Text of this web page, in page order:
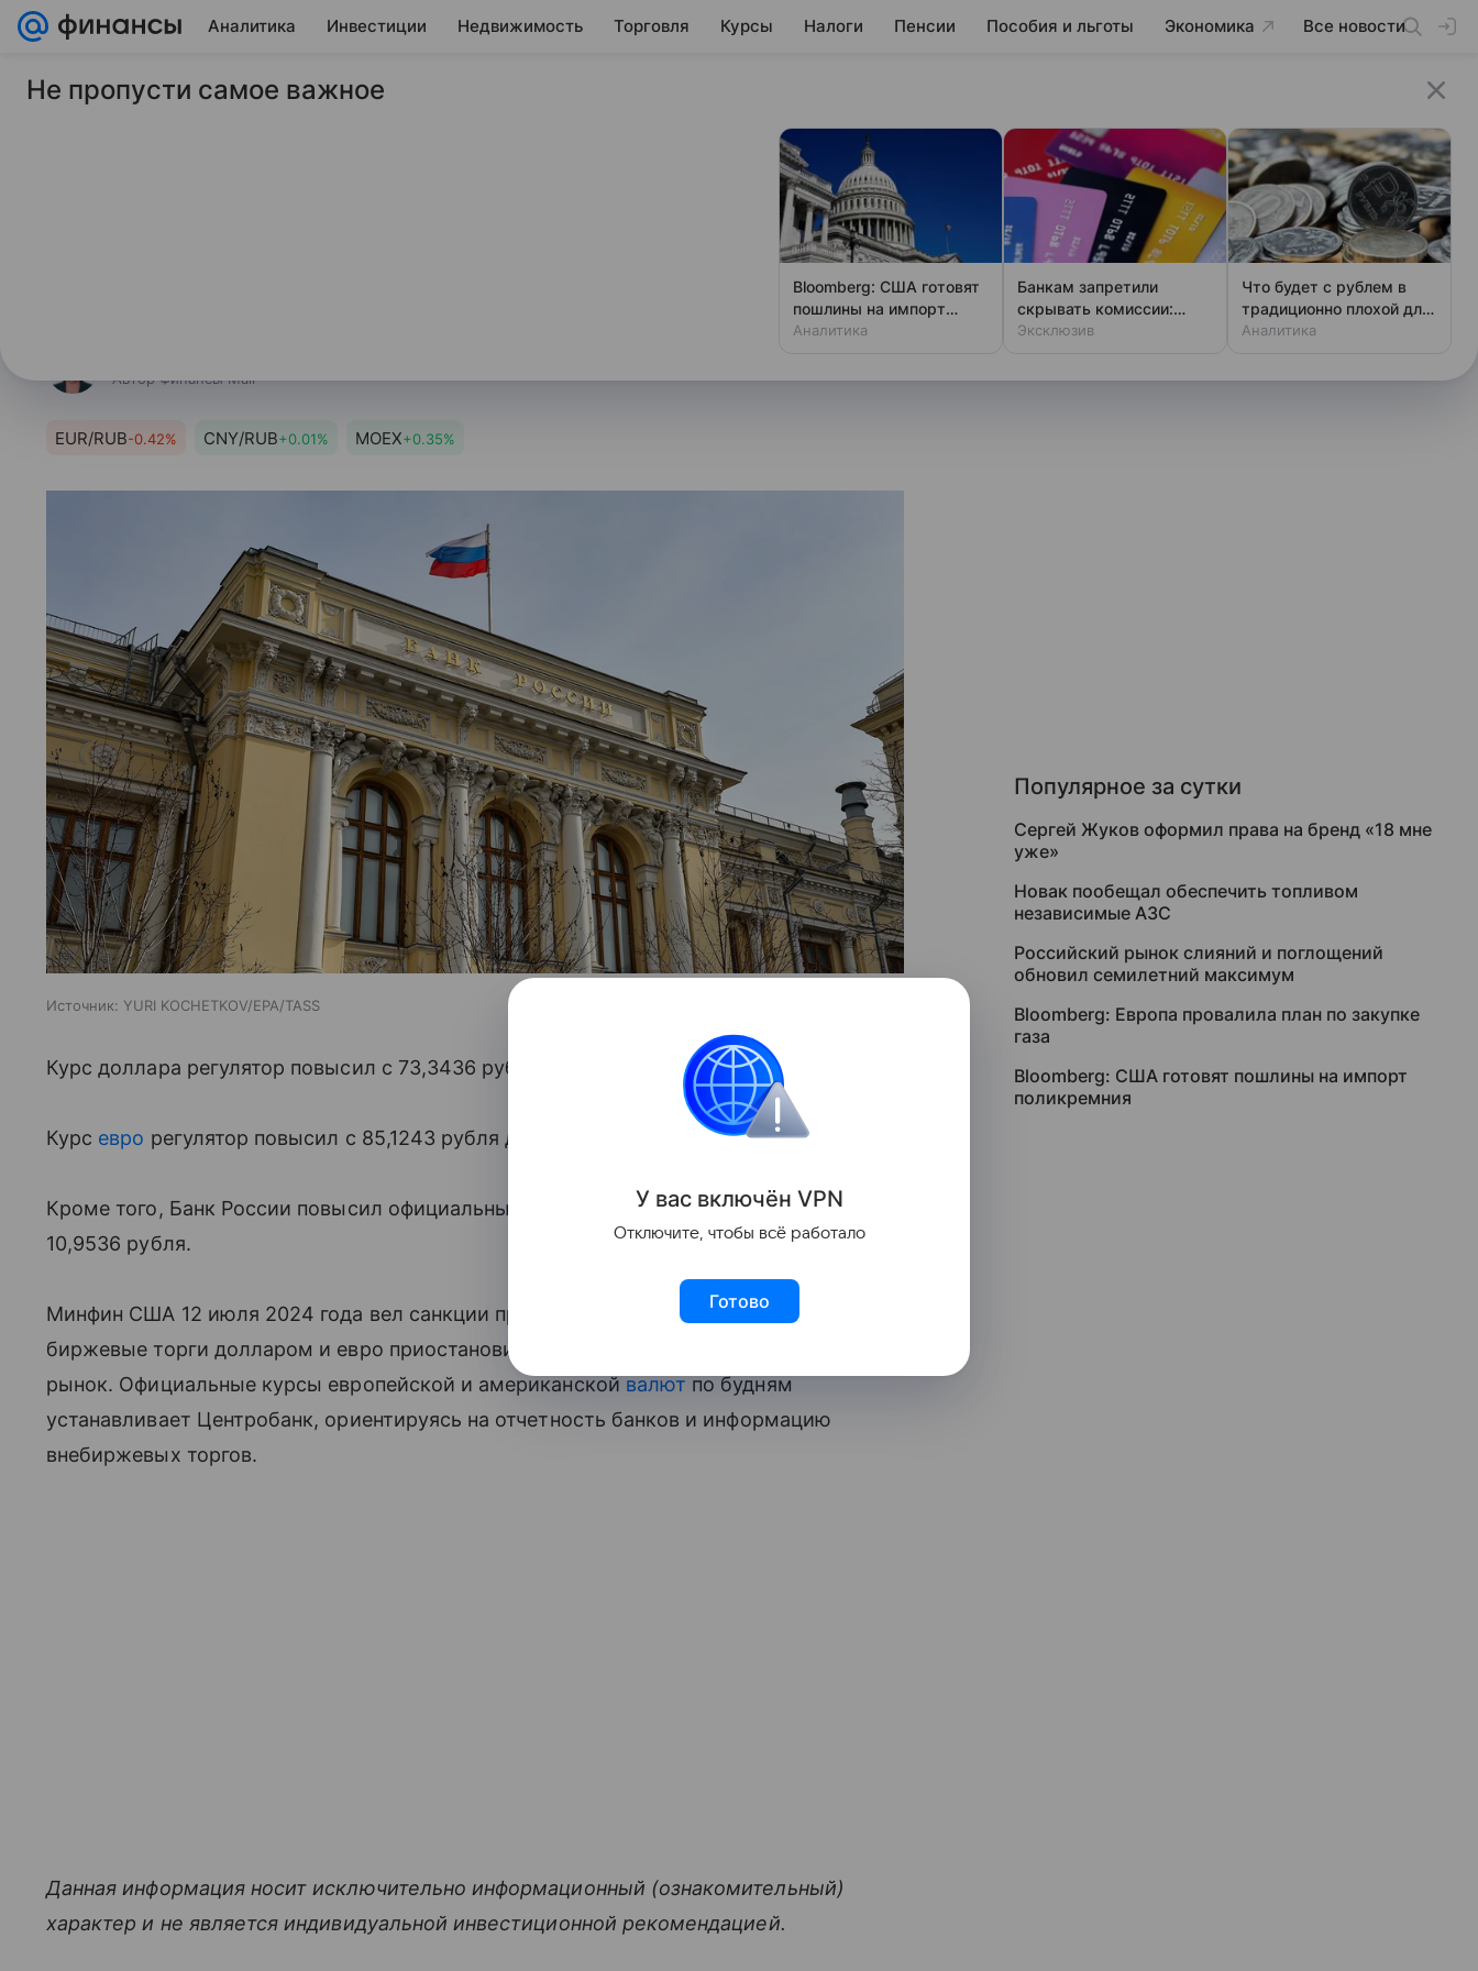
Аналитика Инвестиции Недвижимость Торговля Курсы Налоги Пенсии Пособия и льготы Экономика Все новости
4 июня 2026 Финансы Mail
Банк России повысил официальный
Регулятор опубликовал официальный курс валют на 5 июня 2026
Автор Финансы Mail
EUR/RUB-0.42% CNY/RUB+0.01% MOEX+0.35%
Источник: YURI KOCHETKOV/EPA/TASS
Курс доллара регулятор повысил с 73,3436 рубля до 74,2956 рубля.
Курс евро регулятор повысил с 85,1243 рубля до 86,2712 рубля.
Кроме того, Банк России повысил официальный курс
с 10,8262 рубля до
10,9536 рубля.
Минфин США 12 июля 2024 года вел санкции против Московской биржи. В результате,
биржевые торги долларом и евро приостановили и перенесли на внебиржевой
рынок. Официальные курсы европейской и американскойвалютпо будням
устанавливает Центробанк, ориентируясь на отчетность банков и информацию
внебиржевых торгов.
Данная информация носит исключительно информационный (ознакомительный)
характер и не является индивидуальной инвестиционной рекомендацией.
Популярное за сутки
Сергей Жуков оформил права на бренд «18 мне
уже»
Новак пообещал обеспечить топливом
независимые АЗС
Российский рынок слияний и поглощений
обновил семилетний максимум
Bloomberg: Европа провалила план по закупке
газа
Bloomberg: США готовят пошлины на импорт
поликремния
Не пропусти самое важное
Bloomberg: США готовят
пошлины на импорт
поликремния
Аналитика
Банкам запретили
скрывать комиссии:
закон вступает в силу
Эксклюзив
Что будет с рублем в
традиционно плохой для
него период
Аналитика
У вас включён VPN
Отключите, чтобы всё работало
Готово